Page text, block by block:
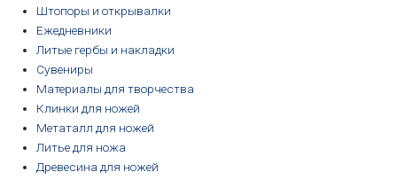
Штопоры и открывалки
Ежедневники
Литые гербы и накладки
Сувениры
Материалы для творчества
Клинки для ножей
Метаталл для ножей
Литье для ножа
Древесина для ножей